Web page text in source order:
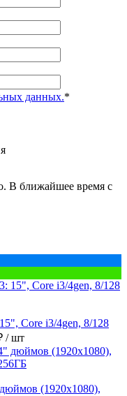
данных.*
В ближайшее время с
Core i3/4gen, 8/128
/ шт
(1920x1080),